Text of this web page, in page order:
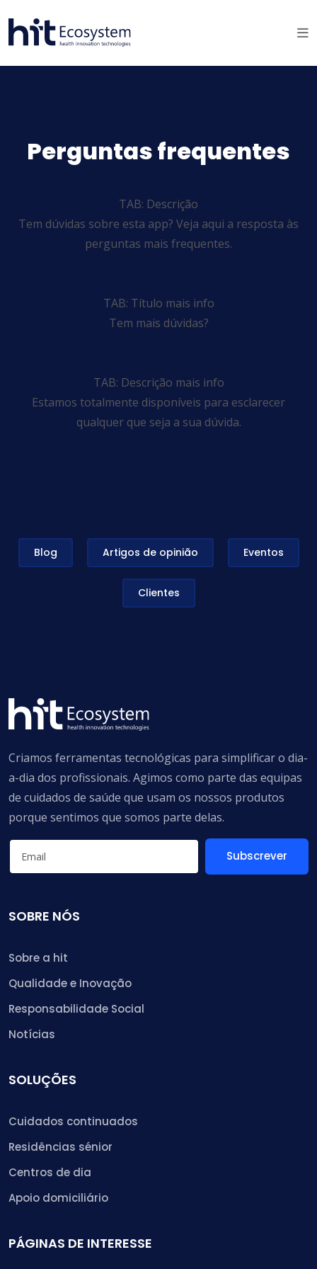
Perguntas frequentes
TAB: Descrição
Tem dúvidas sobre esta app? Veja aqui a resposta às
perguntas mais frequentes.
TAB: Título mais info
Tem mais dúvidas?
TAB: Descrição mais info
Estamos totalmente disponíveis para esclarecer
qualquer que seja a sua dúvida.
Blog Artigos de opinião Eventos
Clientes
Criamos ferramentas tecnológicas para simplificar o dia-
a-dia dos profissionais. Agimos como parte das equipas
de cuidados de saúde que usam os nossos produtos
porque sentimos que somos parte delas.
Subscrever
SOBRE NÓS
Sobre a hit
Qualidade e Inovação
Responsabilidade Social
Notícias
SOLUÇÕES
Cuidados continuados
Residências sénior
Centros de dia
Apoio domiciliário
PÁGINAS DE INTERESSE